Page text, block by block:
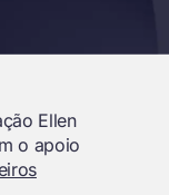
Ellen
o apoio